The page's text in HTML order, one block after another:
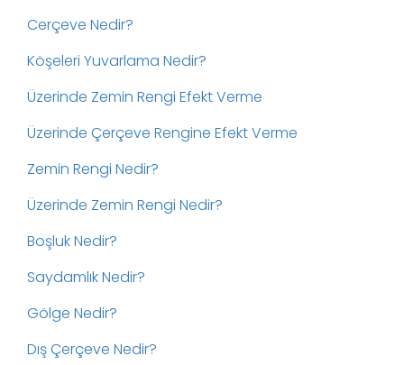
Cerçeve Nedir?
Köşeleri Yuvarlama Nedir?
Üzerinde Zemin Rengi Efekt Verme
Üzerinde Çerçeve Rengine Efekt Verme
Zemin Rengi Nedir?
Üzerinde Zemin Rengi Nedir?
Boşluk Nedir?
Saydamlık Nedir?
Gölge Nedir?
Dış Çerçeve Nedir?